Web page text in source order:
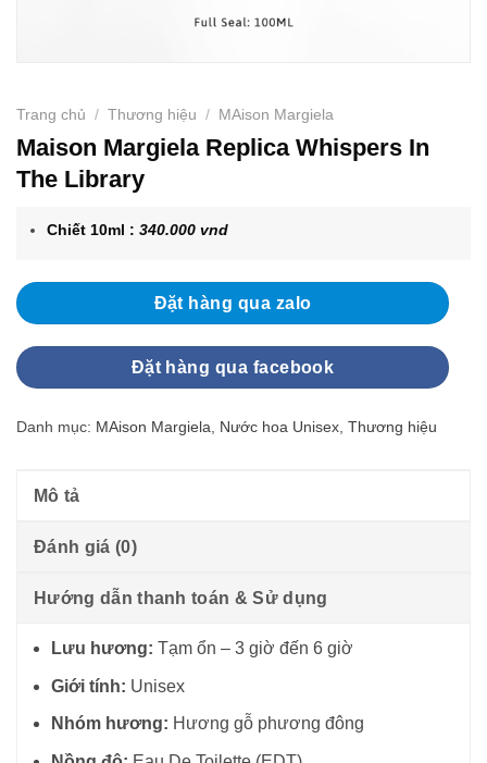
Trang chủ / Thương hiệu / MAison Margiela
Maison Margiela Replica Whispers In
The Library
Chiết 10ml :340.000 vnd
Đặt hàng qua zalo
Đặt hàng qua facebook
Danh mục: MAison Margiela Nước hoa Unisex Thương hiệu
Mô tả
Đánh giá (0)
Hướng dẫn thanh toán & Sử dụng
Lưu hương: Tạm ổn – 3 giờ đến 6 giờ
Giới tính: Unisex
Nhóm hương: Hương gỗ phương đông